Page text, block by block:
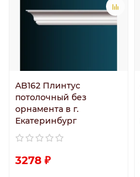
AB162 Плинтус
потолочный без
орнамента в г.
Екатеринбург
3278 ₽